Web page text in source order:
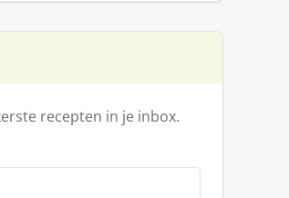
recepten in je inbox.